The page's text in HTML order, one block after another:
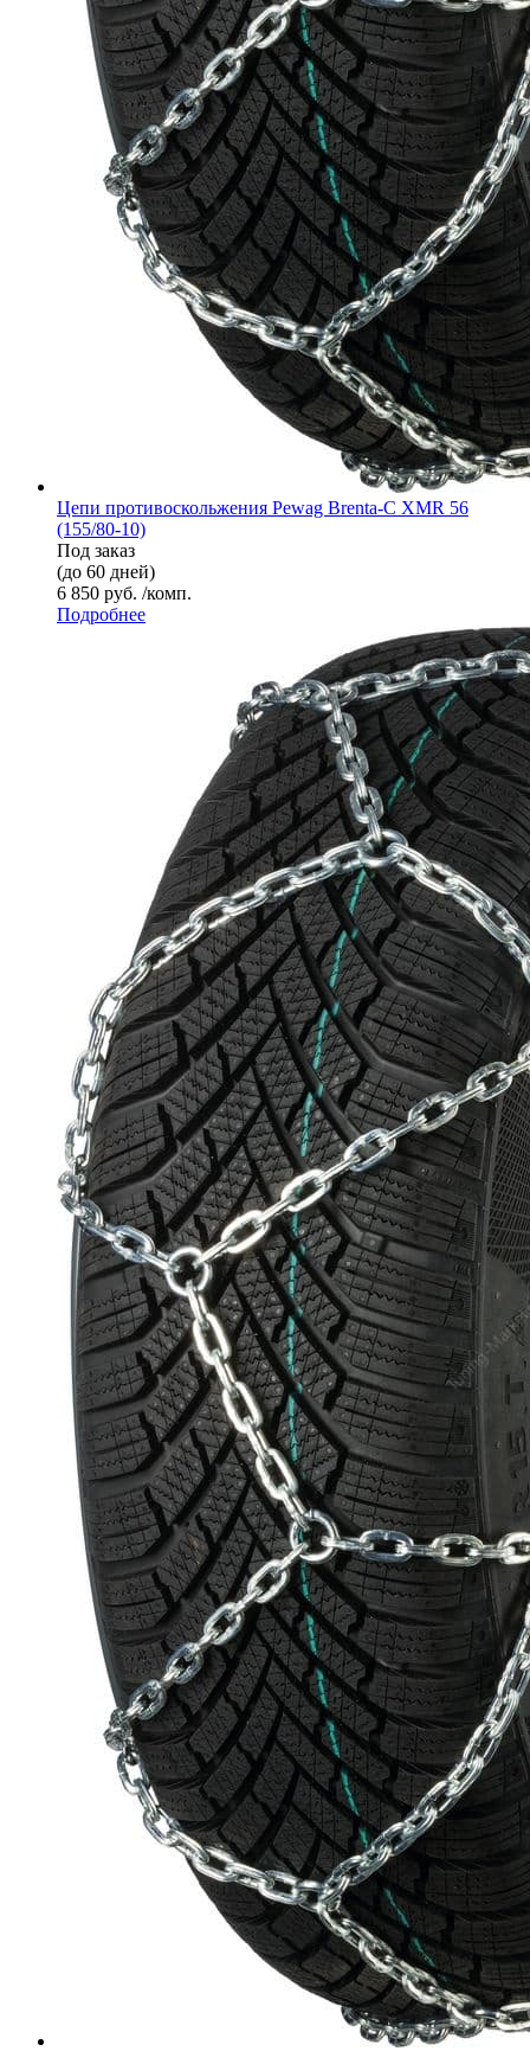
Цепи противоскольжения Pewag Brenta-C XMR 56
(155/80-10)
Под заказ
(до 60 дней)
6 850 руб. /комп.
Подробнее